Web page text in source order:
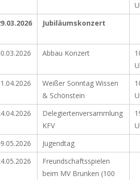
Jubiläumskonzert
Abbau Konzert
Weißer Sonntag Wissen
& Schönstein
Delegiertenversammlung
KFV
Jugendtag
Freundschaftsspielen
beim MV Brunken (100